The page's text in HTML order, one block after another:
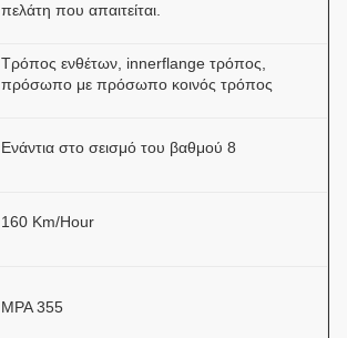
πελάτη που απαιτείται.
Τρόπος ενθέτων, innerflange τρόπος,
πρόσωπο με πρόσωπο κοινός τρόπος
Ενάντια στο σεισμό του βαθμού 8
160 Km/Hour
MPA 355